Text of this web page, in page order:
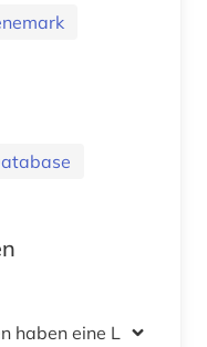
haben eine Lizenz